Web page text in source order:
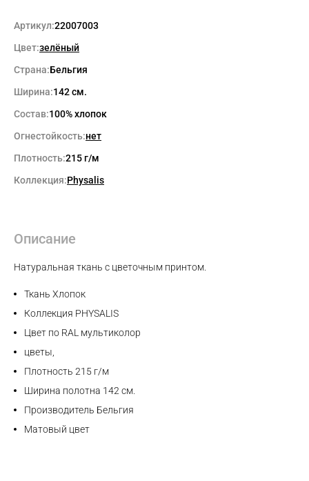
Артикул:22007003
Цвет:зелёный
Страна:Бельгия
Ширина:142 см.
Состав:100% хлопок
Огнестойкость:нет
Плотность:215 г/м
Коллекция:Physalis
Описание
Натуральная ткань с цветочным принтом.
Ткань Хлопок
Коллекция PHYSALIS
Цвет по RAL мультиколор
цветы,
Плотность 215 г/м
Ширина полотна 142 см.
Производитель Бельгия
Матовый цвет
Max